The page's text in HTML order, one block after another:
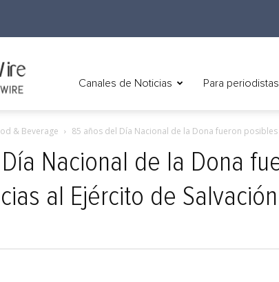
Canales de Noticias Para periodistas
& Beverage 85 años del Día Nacional de la Dona fueron posibles
Nacional de la Dona
al Ejército de Salvación